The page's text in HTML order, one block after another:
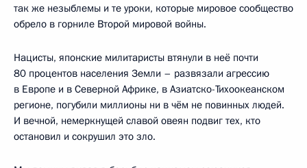
так же незыблемы и те уроки, которые мировое сообщество
обрело в горниле Второй мировой войны.
Нацисты, японские милитаристы втянули в неё почти
80 процентов населения Земли – развязали агрессию
в Европе и в Северной Африке, в Азиатско-Тихоокеанском
регионе, погубили миллионы ни в чём не повинных людей.
И вечной, немеркнущей славой овеян подвиг тех, кто
остановил и сокрушил это зло.